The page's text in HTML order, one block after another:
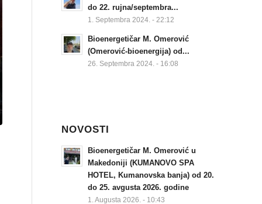
do 22. rujna/septembra...
1. Septembra 2024. - 22:12
Bioenergetičar M. Omerović
(Omerović-bioenergija) od...
26. Septembra 2024. - 16:08
NOVOSTI
Bioenergetičar M. Omerović u
Makedoniji (KUMANOVO SPA
HOTEL, Kumanovska banja) od 20.
do 25. avgusta 2026. godine
1. Augusta 2026. - 10:43